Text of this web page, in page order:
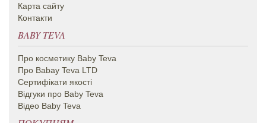
Карта сайту
Контакти
BABY TEVA
Про косметику Вaby Teva
Про Babay Teva LTD
Сертифікати якості
Відгуки про Baby Teva
Відео Baby Teva